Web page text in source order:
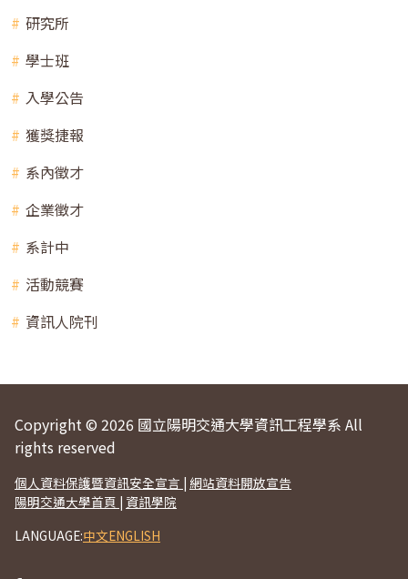
研究所
學士班
入學公告
獲獎捷報
系內徵才
企業徵才
系計中
活動競賽
資訊人院刊
Copyright © 2026 國立陽明交通大學資訊工程學系 All
rights reserved
個人資料保護暨資訊安全宣言 | 網站資料開放宣告
陽明交通大學首頁 | 資訊學院
LANGUAGE:中文ENGLISH